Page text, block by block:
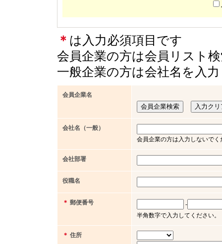
＊ は入力必須項目です
会員企業の方は会員リスト
一般企業の方は会社名を入
会員企業名
会社名（一般）
会員企業の方は入力しないで
会社部署
役職名
＊ 郵便番号
-
半角数字で入力してください。
＊ 住所